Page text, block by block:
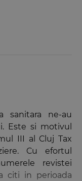
sanitara ne-au
Este si motivul
III al Cluj Tax
Cu efortul
revistei
citi in perioada